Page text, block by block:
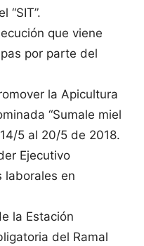
“SIT”.
que viene
por parte del
la Apicultura
“Sumale miel
5 al 20/5 de 2018.
Ejecutivo
laborales en
la Estación
del Ramal